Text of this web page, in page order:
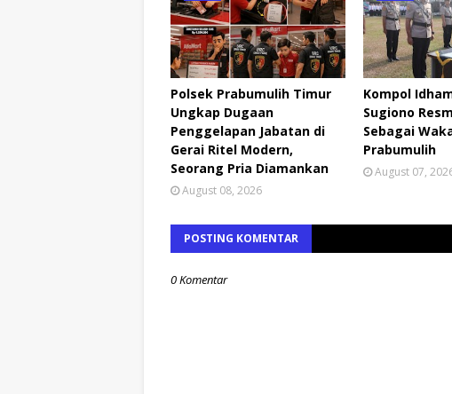
Polsek Prabumulih Timur
Ungkap Dugaan
Penggelapan Jabatan di
Gerai Ritel Modern,
Seorang Pria Diamankan
August 08, 2026
Kompol
Sugiono
Sebagai
Prabumulih
August 07,
POSTING KOMENTAR
0 Komentar